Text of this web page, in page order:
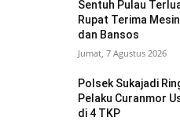
Sentuh Pulau
Rupat Terima
dan Bansos
Jumat, 7 Agustus 2026
Polsek Sukajadi
Pelaku Curanmor
di 4 TKP